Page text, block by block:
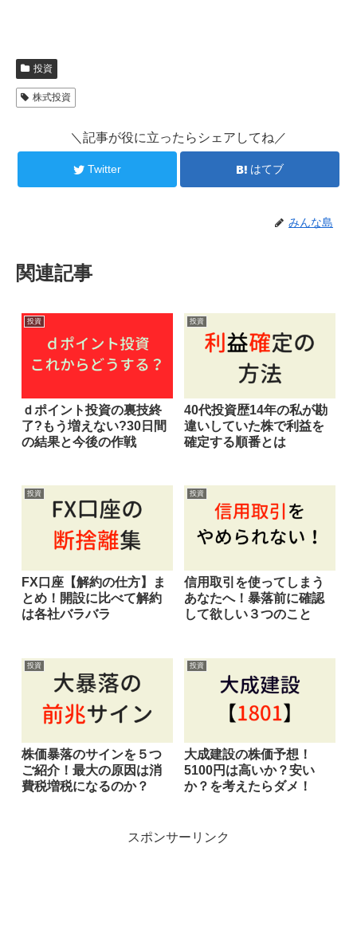
投資
株式投資
＼記事が役に立ったらシェアしてね／
Twitter はてブ
みんな島
関連記事
投資
ｄポイント投資の裏技終
了?もう増えない?30日間
の結果と今後の作戦
投資
40代投資歴14年の私が勘
違いしていた株で利益を
確定する順番とは
投資
FX口座【解約の仕方】ま
とめ！開設に比べて解約
は各社バラバラ
投資
信用取引を使ってしまう
あなたへ！暴落前に確認
して欲しい３つのこと
投資
株価暴落のサインを５つ
ご紹介！最大の原因は消
費税増税になるのか？
投資
大成建設の株価予想！
5100円は高いか？安い
か？を考えたらダメ！
スポンサーリンク